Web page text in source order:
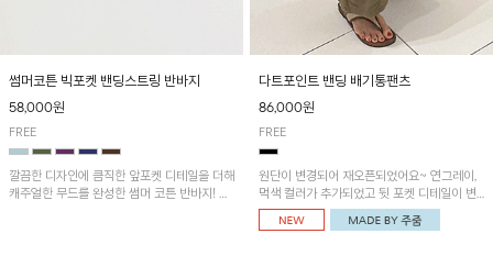
썸머코튼 빅포켓 밴딩스트링 반바지
58,000원
FREE
깔끔한 디자인에 큼직한 앞포켓 디테일을 더해
캐주얼한 무드를 완성한 썸머 코튼 반바지! 허
다트포인트 밴딩 배기통팬츠
86,000원
FREE
원단이 변경되어 재오픈되었어요~ 연그레이,
먹색 컬러가 추가되었고 뒷 포켓 디테일이 변
경되었습니다~가볍고 시원하게 착용되는 배
기통팬츠! 허리밴딩과 여유로운 통으로 편안해